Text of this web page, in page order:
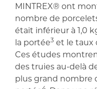
MINTREX® ont
nombre de
était inférieur à 1,0
la portée3 et le taux
Ces études
des truies au-delà
plus grand nombre